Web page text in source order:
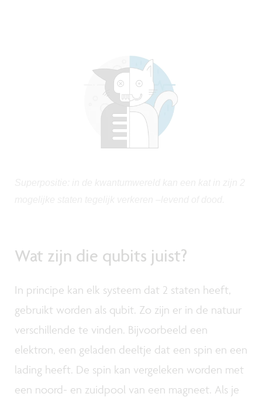
Wat zijn die qubits juist?
In principe kan elk systeem dat 2 staten heeft,
gebruikt worden als qubit. Zo zijn er in de natuur
verschillende te vinden. Bijvoorbeeld een
elektron, een geladen deeltje dat een spin en een
lading heeft. De spin kan vergeleken worden met
een noord- en zuidpool van een magneet. Als je